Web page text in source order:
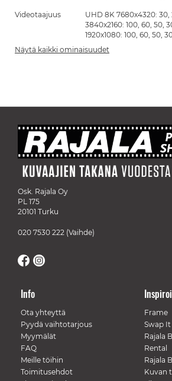
Videotaajuus
UHD 8K 7680x4320:
3840x2160: 100, 60, 50,
1920x1080: 100, 60, 50,
Näytä kaikki ominaisuudet
Osk. Rajala Oy
PL 175
20101 Turku
020 7530 222 (Vaihde)
Info
Ota yhteyttä
Pyydä vaihtotarjous
Myymälät
FAQ
Meille töihin
Toimitusehdot
Frame
Swap It
Rajala
Rental
Rajala
Kuvan